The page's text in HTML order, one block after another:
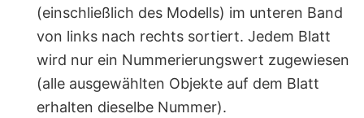
(einschließlich des Modells) im unteren Band
von links nach rechts sortiert. Jedem Blatt
wird nur ein Nummerierungswert zugewiesen
(alle ausgewählten Objekte auf dem Blatt
erhalten dieselbe Nummer).